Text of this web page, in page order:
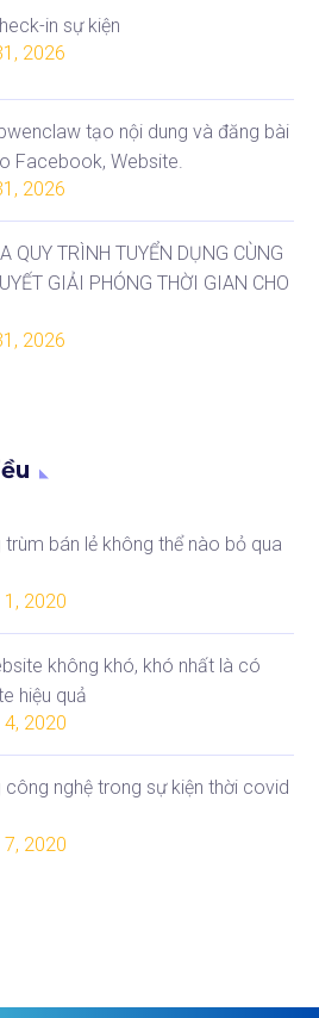
in sự kiện
2026
tạo nội dung và đăng bài
Facebook, Website.
2026
QUY TRÌNH TUYỂN DỤNG CÙNG
GIẢI PHÓNG THỜI GIAN CHO
2026
trùm bán lẻ không thể nào bỏ qua
1, 2020
không khó, khó nhất là có
hiệu quả
4, 2020
công nghệ trong sự kiện thời covid
7, 2020